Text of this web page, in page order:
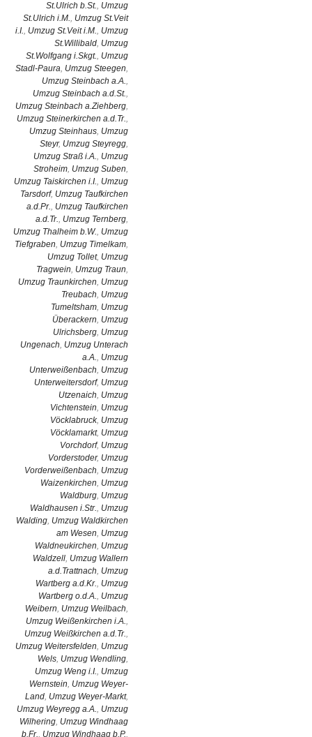
St.Ulrich b.St., Umzug
St.Ulrich i.M., Umzug St.Veit
i.I., Umzug St.Veit i.M., Umzug
St.Willibald, Umzug
St.Wolfgang i.Skgt., Umzug
Stadl-Paura, Umzug Steegen,
Umzug Steinbach a.A.,
Umzug Steinbach a.d.St.,
Umzug Steinbach a.Ziehberg,
Umzug Steinerkirchen a.d.Tr.,
Umzug Steinhaus, Umzug
Steyr, Umzug Steyregg,
Umzug Straß i.A., Umzug
Stroheim, Umzug Suben,
Umzug Taiskirchen i.I., Umzug
Tarsdorf, Umzug Taufkirchen
a.d.Pr., Umzug Taufkirchen
a.d.Tr., Umzug Ternberg,
Umzug Thalheim b.W., Umzug
Tiefgraben, Umzug Timelkam,
Umzug Tollet, Umzug
Tragwein, Umzug Traun,
Umzug Traunkirchen, Umzug
Treubach, Umzug
Tumeltsham, Umzug
Überackern, Umzug
Ulrichsberg, Umzug
Ungenach, Umzug Unterach
a.A., Umzug
Unterweißenbach, Umzug
Unterweitersdorf, Umzug
Utzenaich, Umzug
Vichtenstein, Umzug
Vöcklabruck, Umzug
Vöcklamarkt, Umzug
Vorchdorf, Umzug
Vorderstoder, Umzug
Vorderweißenbach, Umzug
Waizenkirchen, Umzug
Waldburg, Umzug
Waldhausen i.Str., Umzug
Walding, Umzug Waldkirchen
am Wesen, Umzug
Waldneukirchen, Umzug
Waldzell, Umzug Wallern
a.d.Trattnach, Umzug
Wartberg a.d.Kr., Umzug
Wartberg o.d.A., Umzug
Weibern, Umzug Weilbach,
Umzug Weißenkirchen i.A.,
Umzug Weißkirchen a.d.Tr.,
Umzug Weitersfelden, Umzug
Wels, Umzug Wendling,
Umzug Weng i.I., Umzug
Wernstein, Umzug Weyer-
Land, Umzug Weyer-Markt,
Umzug Weyregg a.A., Umzug
Wilhering, Umzug Windhaag
b.Fr., Umzug Windhaag b.P.,